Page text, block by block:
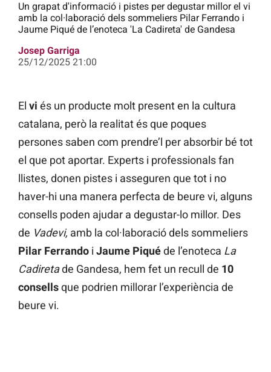
Un grapat d'informació i pistes per degustar millor el vi
amb la col·laboració dels sommeliers Pilar Ferrando i
Jaume Piqué de l’enoteca 'La Cadireta' de Gandesa
Josep Garriga
25/12/2025 21:00
El vi és un producte molt present en la cultura
catalana, però la realitat és que poques
persones saben com prendre’l per absorbir bé tot
el que pot aportar. Experts i professionals fan
llistes, donen pistes i asseguren que tot i no
haver-hi una manera perfecta de beure vi, alguns
consells poden ajudar a degustar-lo millor. Des
de Vadevi, amb la col·laboració dels sommeliers
Pilar Ferrando i Jaume Piquéde l’enoteca La
Cadiretade Gandesa, hem fet un recull de 10
consellsque podrien millorar l’experiència de
beure vi.